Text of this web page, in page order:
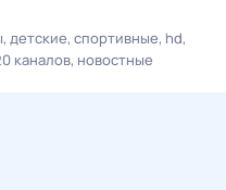
детские спортивные hd
каналов новостные